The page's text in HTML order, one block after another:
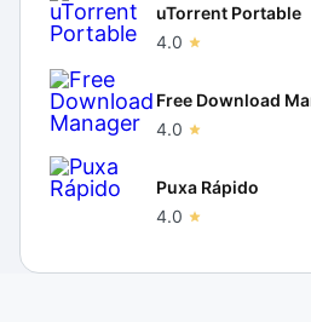
uTorrent Portable
4.0
Free Download
4.0
Puxa Rápido
4.0